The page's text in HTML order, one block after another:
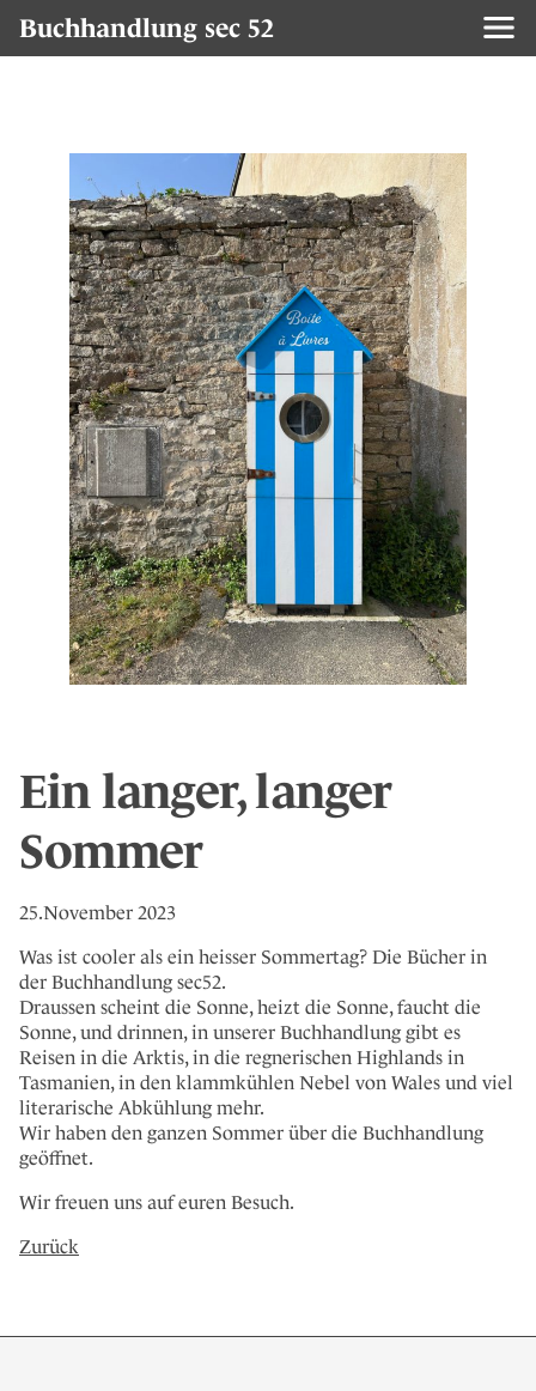
Buchhandlung sec 52
Ein langer, langer
Sommer
25.November 2023
Was ist cooler als ein heisser Sommertag? Die Bücher in
der Buchhandlung sec52.
Draussen scheint die Sonne, heizt die Sonne, faucht die
Sonne, und drinnen, in unserer Buchhandlung gibt es
Reisen in die Arktis, in die regnerischen Highlands in
Tasmanien, in den klammkühlen Nebel von Wales und viel
literarische Abkühlung mehr.
Wir haben den ganzen Sommer über die Buchhandlung
geöffnet.
Wir freuen uns auf euren Besuch.
Zurück